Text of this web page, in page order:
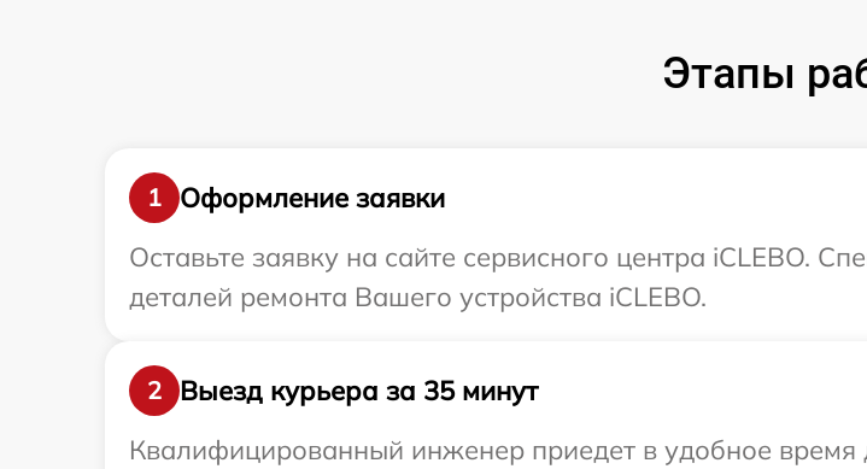
Этапы
1
Оформление заявки
Оставьте заявку на сайте сервисного центра iCLEBO.
деталей ремонта Вашего устройства iCLEBO.
2
Выезд курьера за 35 минут
Квалифицированный инженер приедет в удобное время